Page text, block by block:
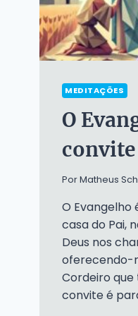
MEDITAÇÕES
O
PorMatheus
O
casa do Pai,
Deus nos
oferecendo-
Cordeiro que
convite é